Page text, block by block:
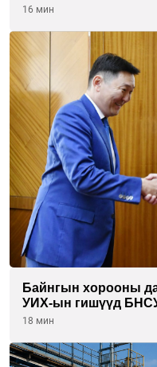
16 мин
Байнгын хорооны
УИХ-ын гишүүд
гишүүдийг хүлээн
18 мин